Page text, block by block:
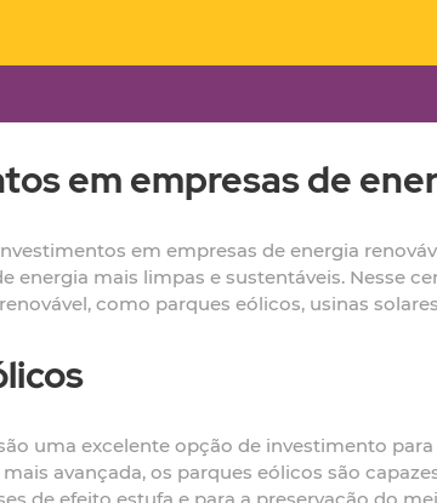
em empresas de
em empresas de energia
energia mais limpas e sustentáveis. Nesse
como parques eólicos, usinas
uma excelente opção de investimento
avançada, os parques eólicos são
de efeito estufa e para a preservação do